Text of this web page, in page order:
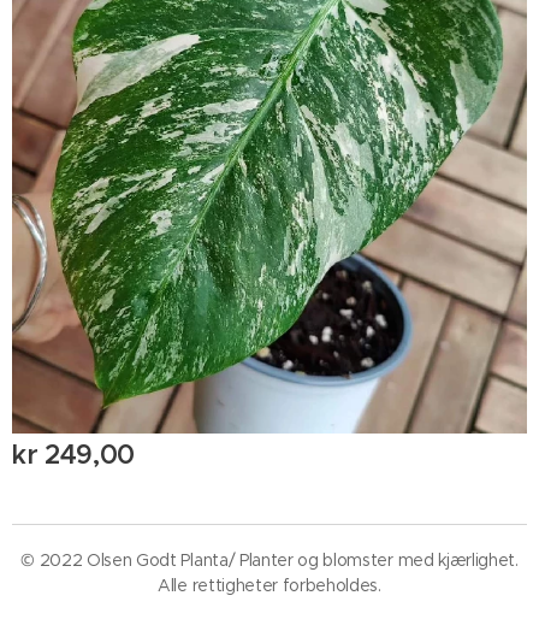
kr 249,00
© 2022 Olsen Godt Planta/ Planter og blomster med kjærlighet.
Alle rettigheter forbeholdes.